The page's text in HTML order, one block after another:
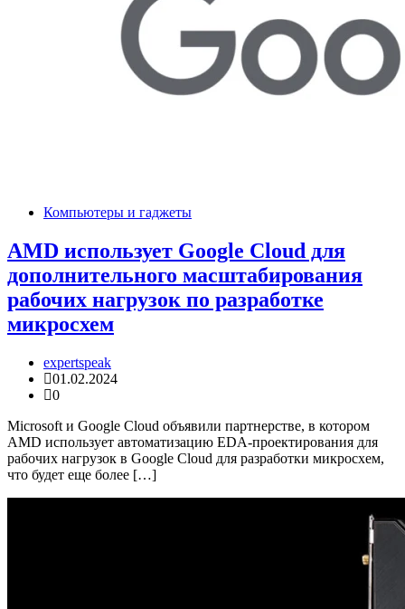
Компьютеры и гаджеты
AMD использует Google Cloud для
дополнительного масштабирования
рабочих нагрузок по разработке
микросхем
expertspeak
01.02.2024
0
Microsoft и Google Cloud объявили партнерстве, в котором
AMD использует автоматизацию EDA-проектирования для
рабочих нагрузок в Google Cloud для разработки микросхем,
что будет еще более […]